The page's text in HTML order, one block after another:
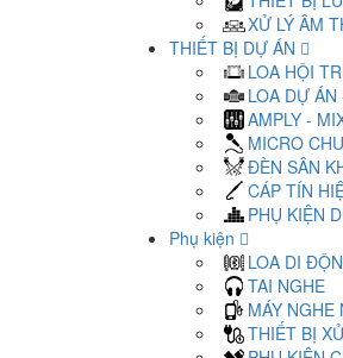
XỬ LÝ ÂM
THIẾT BỊ DỰ ÁN
LOA HỘI
LOA DỰ
AMPLY -
MICRO
ĐÈN SÂN
CÁP TÍN
PHỤ KIỆN
Phụ kiện
LOA DI
TAI NGHE
MÁY NGHE
THIẾT BỊ